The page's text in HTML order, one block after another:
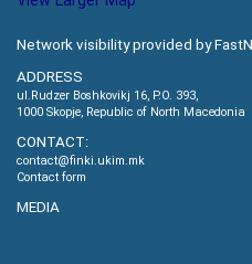
Network visibility provided by
ADDRESS
ul.Rudzer Boshkovikj 16, P.O. 393,
1000 Skopje, Republic of North Macedonia
CONTACT:
contact@finki.ukim.mk
Contact form
MEDIA